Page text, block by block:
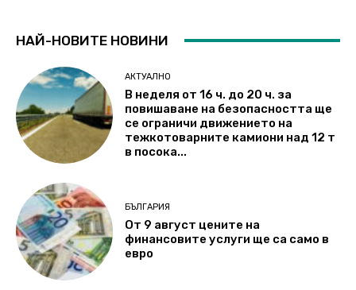
НАЙ-НОВИТЕ НОВИНИ
АКТУАЛНО
В неделя от 16 ч. до 20 ч. за
повишаване на безопасността ще
се ограничи движението на
тежкотоварните камиони над 12 т
в посока...
БЪЛГАРИЯ
От 9 август цените на
финансовите услуги ще са само в
евро